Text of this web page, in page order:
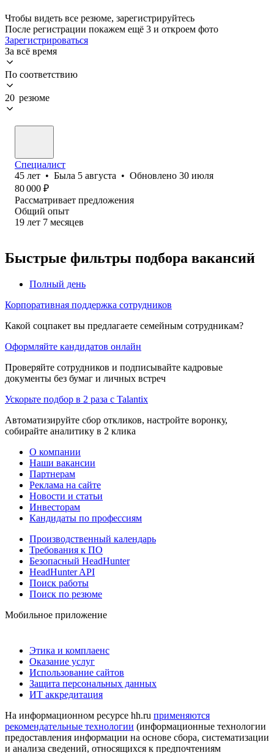
Чтобы видеть все резюме, зарегистрируйтесь
После регистрации покажем ещё 3 и откроем фото
Зарегистрироваться
За всё время
По соответствию
20 резюме
Специалист
45 лет • Была 5 августа • Обновлено 30 июля
80 000 ₽
Рассматривает предложения
Общий опыт
19 лет 7 месяцев
Быстрые фильтры подбора вакансий
Полный день
Корпоративная поддержка сотрудников
Какой соцпакет вы предлагаете семейным сотрудникам?
Оформляйте кандидатов онлайн
Проверяйте сотрудников и подписывайте кадровые
документы без бумаг и личных встреч
Ускорьте подбор в 2 раза с Talantix
Автоматизируйте сбор откликов, настройте воронку,
собирайте аналитику в 2 клика
О компании
Наши вакансии
Партнерам
Реклама на сайте
Новости и статьи
Инвесторам
Кандидаты по профессиям
Производственный календарь
Требования к ПО
Безопасный HeadHunter
HeadHunter API
Поиск работы
Поиск по резюме
Мобильное приложение
Этика и комплаенс
Оказание услуг
Использование сайтов
Защита персональных данных
ИТ аккредитация
На информационном ресурсе hh.ru применяются
рекомендательные технологии (информационные технологии
предоставления информации на основе сбора, систематизации
и анализа сведений, относящихся к предпочтениям